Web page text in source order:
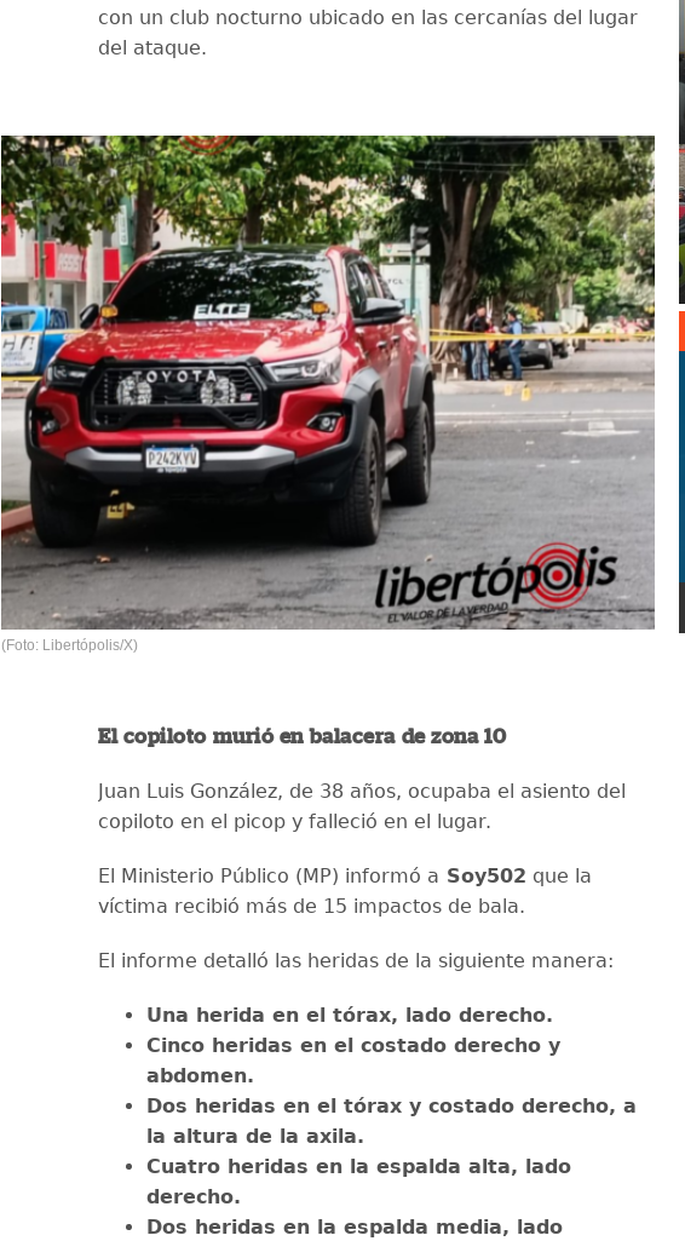
con un club nocturno ubicado en las cercanías del lugar
del ataque.
(Foto: Libertópolis/X)
El copiloto murió en balacera de zona 10
Juan Luis González, de 38 años, ocupaba el asiento del
copiloto en el picop y falleció en el lugar.
El Ministerio Público (MP) informó a Soy502 que la
víctima recibió más de 15 impactos de bala.
El informe detalló las heridas de la siguiente manera:
Una herida en el tórax, lado derecho.
Cinco heridas en el costado derecho y
abdomen.
Dos heridas en el tórax y costado derecho, a
la altura de la axila.
Cuatro heridas en la espalda alta, lado
derecho.
Dos heridas en la espalda media, lado